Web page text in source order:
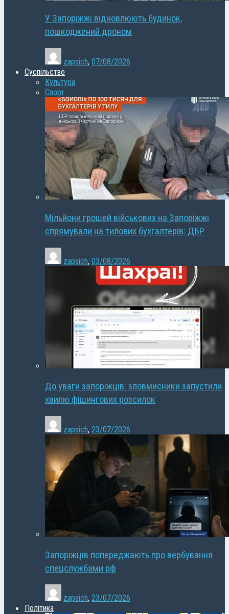
У Запоріжжі відновлюють будинок,
пошкоджений дроном
zapsich, 07/08/2026
Суспільство
Культура
Спорт
Мільйони грошей військових на Запоріжжі
спрямували на тилових бухгалтерів: ДБР
zapsich, 03/08/2026
До уваги запоріжців: зловмисники запустили
хвилю фішингових розсилок
zapsich, 23/07/2026
Запоріжців попереджають про вербування
спецслужбами рф
zapsich, 23/07/2026
Політика